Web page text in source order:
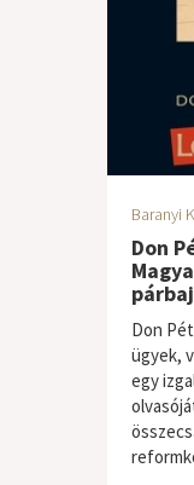
Baranyi
Don
Don
ügyek,
egy